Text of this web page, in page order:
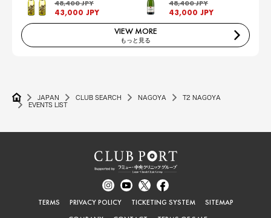
48,400 JPY
43,000 JPY
48,400 JPY
43,000 JPY
VIEW MORE
もっと見る
JAPAN CLUB SEARCH NAGOYA
T2 NAGOYA
EVENTS LIST
TERMS PRIVACY POLICY TICKETING SYSTEM
SITEMAP